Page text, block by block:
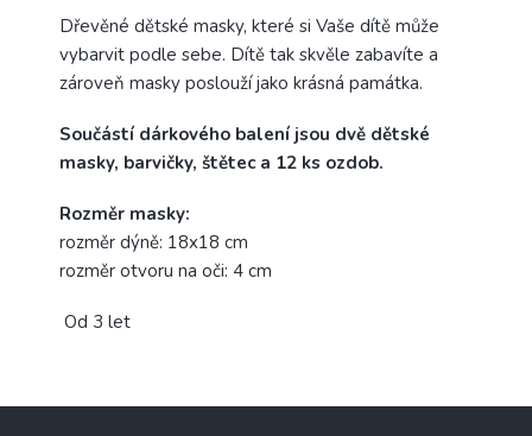
Dřevěné dětské masky, které si Vaše dítě může
vybarvit podle sebe. Dítě tak skvěle zabavíte a
zároveň masky poslouží jako krásná památka.
Součástí dárkového balení jsou dvě dětské
masky, barvičky, štětec a 12 ks ozdob.
Rozměr masky:
rozměr dýně: 18x18 cm
rozměr otvoru na oči: 4 cm
Od 3 let